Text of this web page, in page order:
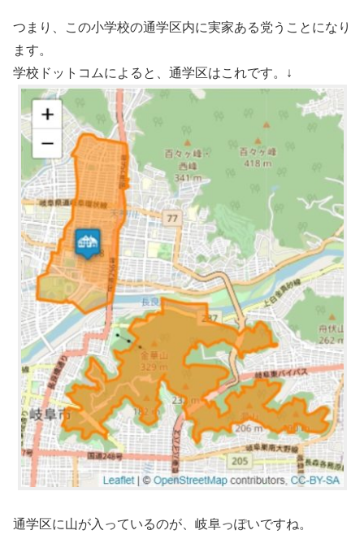
つまり、この小学校の通学区内に実家ある党うことになり
ます。
学校ドットコムによると、通学区はこれです。↓
通学区に山が入っているのが、岐阜っぽいですね。